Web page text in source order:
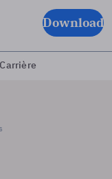
Download
Carrière